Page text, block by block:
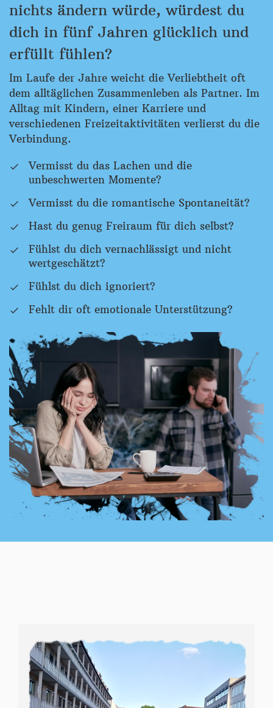
nichts ändern würde, würdest du
dich in fünf Jahren glücklich und
erfüllt fühlen?
Im Laufe der Jahre weicht die Verliebtheit oft
dem alltäglichen Zusammenleben als Partner. Im
Alltag mit Kindern, einer Karriere und
verschiedenen Freizeitaktivitäten verlierst du die
Verbindung.
Vermisst du das Lachen und die
unbeschwerten Momente?
Vermisst du die romantische Spontaneität?
Hast du genug Freiraum für dich selbst?
Fühlst du dich vernachlässigt und nicht
wertgeschätzt?
Fühlst du dich ignoriert?
Fehlt dir oft emotionale Unterstützung?